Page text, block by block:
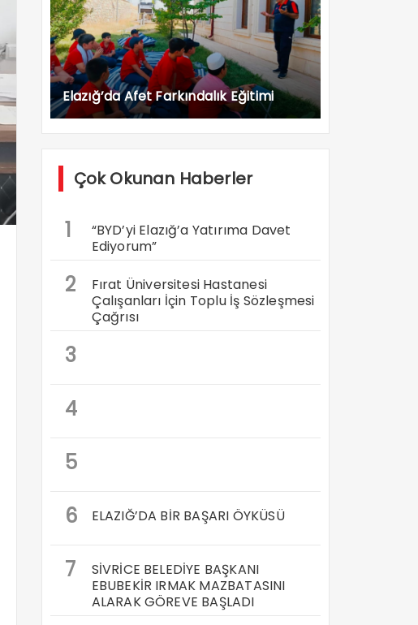
Elazığ’da Afet Farkındalık Eğitimi
Çok Okunan Haberler
1
“BYD’yi Elazığ’a Yatırıma Davet
Ediyorum”
2
Fırat Üniversitesi Hastanesi
Çalışanları İçin Toplu İş Sözleşmesi
Çağrısı
3
4
5
6
ELAZIĞ’DA BİR BAŞARI ÖYKÜSÜ
7
SİVRİCE BELEDİYE BAŞKANI
EBUBEKİR IRMAK MAZBATASINI
ALARAK GÖREVE BAŞLADI